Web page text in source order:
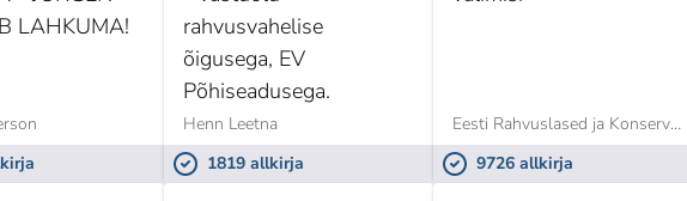
LAHKUMA!
rahvusvahelise
õigusega, EV
Põhiseadusega.
Henn Leetna
1819 allkirja
Eesti Rahvuslased ja Konservatiivid,
9726 allkirja